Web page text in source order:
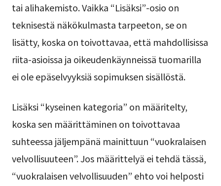
tai alihakemisto. Vaikka “Lisäksi”-osio on
teknisestä näkökulmasta tarpeeton, se on
lisätty, koska on toivottavaa, että mahdollisissa
riita-asioissa ja oikeudenkäynneissä tuomarilla
ei ole epäselvyyksiä sopimuksen sisällöstä.
Lisäksi “kyseinen kategoria” on määritelty,
koska sen määrittäminen on toivottavaa
suhteessa jäljempänä mainittuun “vuokralaisen
velvollisuuteen”. Jos määrittelyä ei tehdä tässä,
“vuokralaisen velvollisuuden” ehto voi helposti